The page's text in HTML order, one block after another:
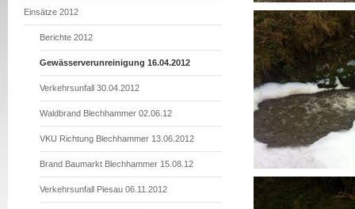
Einsätze 2012
Berichte 2012
Gewässerverunreinigung 16.04.2012
Verkehrsunfall 30.04.2012
Waldbrand Blechhammer 02.06.12
VKU Richtung Blechhammer 13.06.2012
Brand Baumarkt Blechhammer 15.08.12
Verkehrsunfall Piesau 06.11.2012